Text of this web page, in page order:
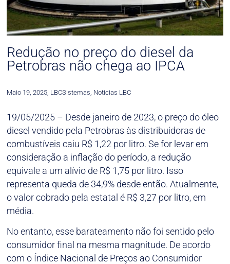
Redução no preço do diesel da
Petrobras não chega ao IPCA
Maio 19, 2025, LBCSistemas, Noticias LBC
19/05/2025 – Desde janeiro de 2023, o preço do óleo
diesel vendido pela Petrobras às distribuidoras de
combustíveis caiu R$ 1,22 por litro. Se for levar em
consideração a inflação do período, a redução
equivale a um alívio de R$ 1,75 por litro. Isso
representa queda de 34,9% desde então. Atualmente,
o valor cobrado pela estatal é R$ 3,27 por litro, em
média.
No entanto, esse barateamento não foi sentido pelo
consumidor final na mesma magnitude. De acordo
com o Índice Nacional de Preços ao Consumidor